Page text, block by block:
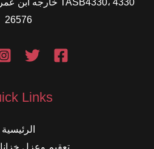
26576
Links
الرئيسية